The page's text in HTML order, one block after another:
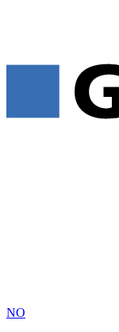
NO